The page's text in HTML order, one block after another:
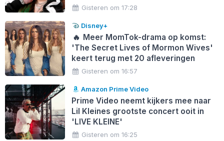
Gisteren om 17:28
Disney+
🔥 Meer MomTok-drama op komst:
'The Secret Lives of Mormon Wives'
keert terug met 20 afleveringen
Gisteren om 16:57
Amazon Prime Video
Prime Video neemt kijkers mee naar
Lil Kleines grootste concert ooit in
'LIVE KLEINE'
Gisteren om 16:25